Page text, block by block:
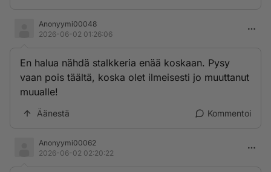
Anonyymi00048
2026-06-02 01:26:06
En halua nähdä stalkkeria enää koskaan. Pysy
vaan pois täältä, koska olet ilmeisesti jo muuttanut
muualle!
Äänestä Kommentoi
Anonyymi00062
2026-06-02 02:20:22